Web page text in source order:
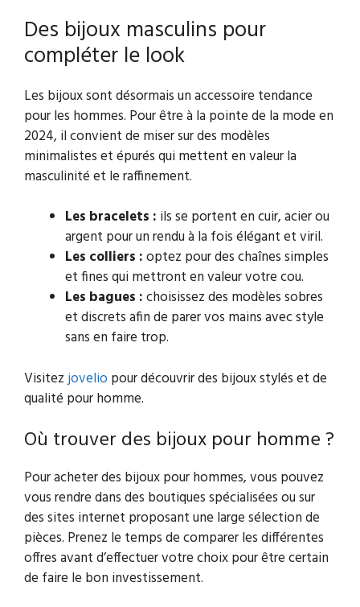
Des bijoux masculins pour
compléter le look
Les bijoux sont désormais un accessoire tendance
pour les hommes. Pour être à la pointe de la mode en
2024, il convient de miser sur des modèles
minimalistes et épurés qui mettent en valeur la
masculinité et le raffinement.
Les bracelets : ils se portent en cuir, acier ou
argent pour un rendu à la fois élégant et viril.
Les colliers :optez pour des chaînes simples
et fines qui mettront en valeur votre cou.
Les bagues :choisissez des modèles sobres
et discrets afin de parer vos mains avec style
sans en faire trop.
Visitezjovelio pour découvrir des bijoux stylés et de
qualité pour homme.
Où trouver des bijoux pour homme ?
Pour acheter des bijoux pour hommes, vous pouvez
vous rendre dans des boutiques spécialisées ou sur
des sites internet proposant une large sélection de
pièces. Prenez le temps de comparer les différentes
offres avant d’effectuer votre choix pour être certain
de faire le bon investissement.